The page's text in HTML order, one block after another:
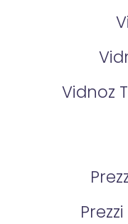
Vidnoz